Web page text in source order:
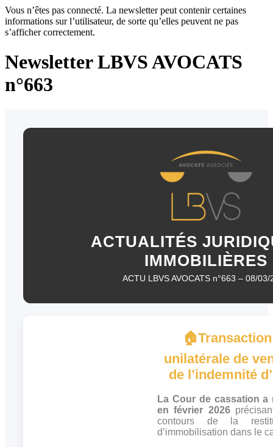
Vous n’êtes pas connecté. La newsletter peut contenir certaines
informations sur l’utilisateur, de sorte qu’elles peuvent ne pas
s’afficher correctement.
Newsletter LBVS AVOCATS
n°663
ACTUALITÉS
IMMOBILIÈRES
ACTU LBVS AVOCATS n°663 – 08/03/
🏠
unilatérale de
de l’indemnité
La Cour de cassation
en février 2026
contours de la
d’immobilisation dans le